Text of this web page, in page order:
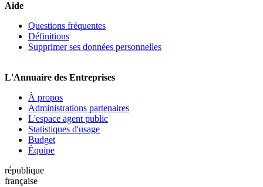
Aide
Questions fréquentes
Définitions
Supprimer ses données personnelles
L'Annuaire des Entreprises
À propos
Administrations partenaires
L'espace agent public
Statistiques d'usage
Budget
Équipe
république
française